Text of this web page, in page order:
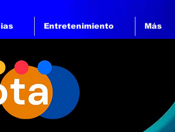
Entretenimiento Más